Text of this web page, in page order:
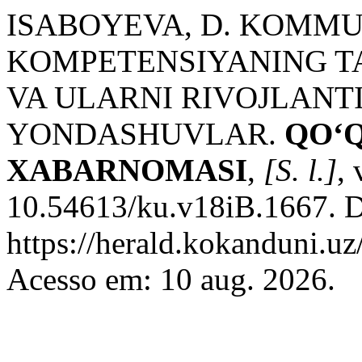
ISABOYEVA, D.
KOMPETENSIYANING
VA ULARNI
YONDASHUVLAR.
XABARNOMASI, [S. l.],
10.54613/ku.v18iB.1667.
https://
Acesso em: 10 aug. 2026.